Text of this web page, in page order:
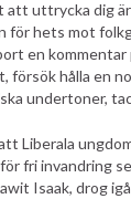
uttrycka dig
för hets mot
en kommentar
försök hålla en
undertoner,
Liberala
fri invandring
Isaak, drog